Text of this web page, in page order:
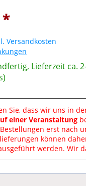
*
Versandkosten
Lieferzeit ca.
Sie, dass wir uns in
einer Veranstaltung
erst nach
können
werden. Wir